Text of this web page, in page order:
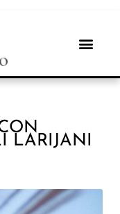
LARIJANI